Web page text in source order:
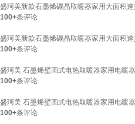
盛珂美新款石墨烯碳晶取暖器家用大面积
100+条评论
盛珂美新款石墨烯碳晶取暖器家用大面积
100+条评论
盛珂美 石墨烯壁画式电热取暖器家用电暖
100+条评论
盛珂美 石墨烯壁画式电热取暖器家用电暖
100+条评论